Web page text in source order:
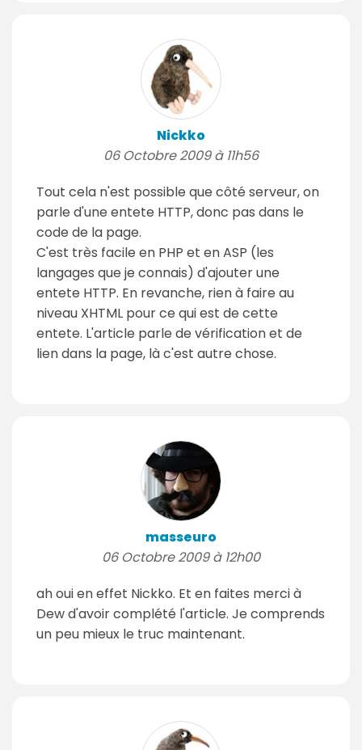
Nickko
06 Octobre 2009 à 11h56
Tout cela n'est possible que côté serveur, on
parle d'une entete HTTP, donc pas dans le
code de la page.
C'est très facile en PHP et en ASP (les
langages que je connais) d'ajouter une
entete HTTP. En revanche, rien à faire au
niveau XHTML pour ce qui est de cette
entete. L'article parle de vérification et de
lien dans la page, là c'est autre chose.
masseuro
06 Octobre 2009 à 12h00
ah oui en effet Nickko. Et en faites merci à
Dew d'avoir complété l'article. Je comprends
un peu mieux le truc maintenant.